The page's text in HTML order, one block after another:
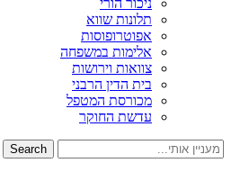
ניכור הורי
תלונות שווא
אפוטרופוסות
אלימות במשפחה
צוואות וירושות
בית הדין הרבני
מכורסת המטפל
עדשת החוקר
Search